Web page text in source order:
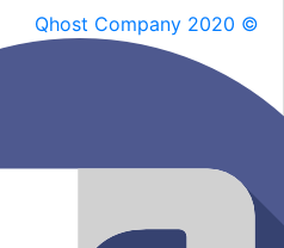
Qhost Company 2020 ©